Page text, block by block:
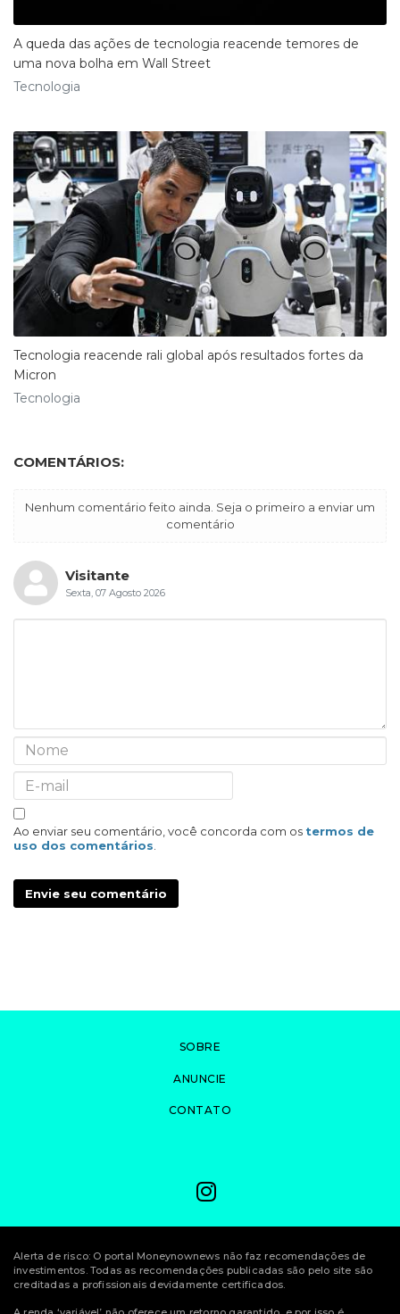
A queda das ações de tecnologia reacende temores de
uma nova bolha em Wall Street
Tecnologia
Tecnologia reacende rali global após resultados fortes da
Micron
Tecnologia
COMENTÁRIOS:
Nenhum comentário feito ainda. Seja o primeiro a enviar um
comentário
Visitante
Sexta, 07 Agosto 2026
Ao enviar seu comentário, você concorda com os termos de
uso dos comentários
Envie seu comentário
SOBRE
ANUNCIE
CONTATO
Alerta de risco: O portal Moneynownews não faz recomendações de
investimentos. Todas as recomendações publicadas são pelo site são
creditadas a profissionais devidamente certificados.